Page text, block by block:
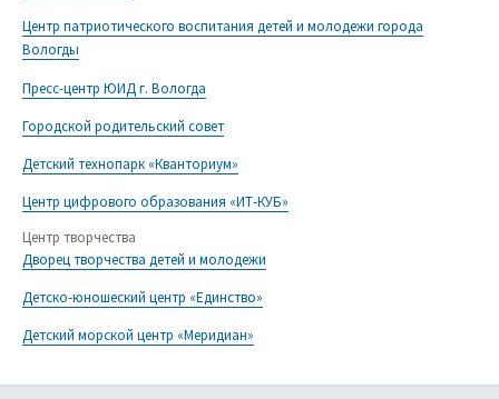
Центр патриотического воспитания детей и молодежи города
Вологды
Пресс-центр ЮИД г. Вологда
Городской родительский совет
Детский технопарк «Кванториум»
Центр цифрового образования «ИТ-КУБ»
Центр творчества
Дворец творчества детей и молодежи
Детско-юношеский центр «Единство»
Детский морской центр «Меридиан»